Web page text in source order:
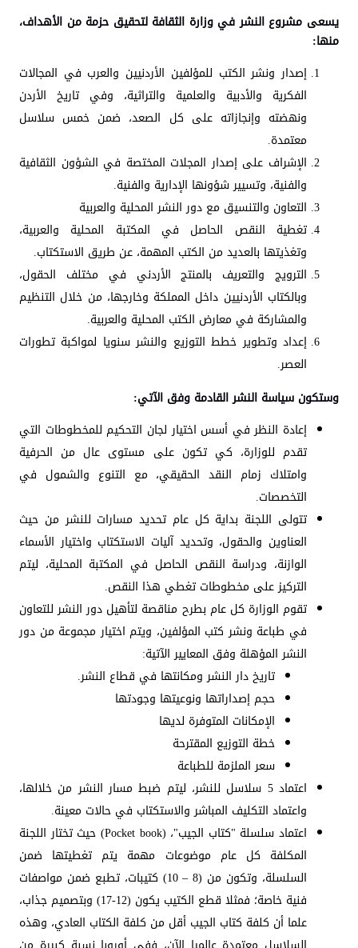
يسعى مشروع النشر في وزارة الثقافة لتحقيق حزمة من الأهداف،
منها:
إصدار ونشر الكتب للمؤلفين الأردنيين والعرب في المجالات
الفكرية والأدبية والعلمية والتراثية، وفي تاريخ الأردن
ونهضته وإنجازاته على كل الصعد، ضمن خمس سلاسل
معتمدة.
الإشراف على إصدار المجلات المختصة في الشؤون الثقافية
والفنية، وتسيير شؤونها الإدارية والفنية.
التعاون والتنسيق مع دور النشر المحلية والعربية
تغطية النقص الحاصل في المكتبة المحلية والعربية،
وتغذيتها بالعديد من الكتب المهمة، عن طريق الاستكتاب.
الترويج والتعريف بالمنتج الأردني في مختلف الحقول،
وبالكتاب الأردنيين داخل المملكة وخارجها، من خلال التنظيم
والمشاركة في معارض الكتب المحلية والعربية.
إعداد وتطوير خطط التوزيع والنشر سنويا لمواكبة تطورات
العصر.
وستكون سياسة النشر القادمة وفق الآتي:
إعادة النظر في أسس اختيار لجان التحكيم للمخطوطات التي
تقدم للوزارة، كي تكون على مستوى عال من الحرفية
وامتلاك زمام النقد الحقيقي، مع التنوع والشمول في
التخصصات.
تتولى اللجنة بداية كل عام تحديد مسارات للنشر من حيث
العناوين والحقول، وتحديد آليات الاستكتاب واختيار الأسماء
الوازنة، ودراسة النقص الحاصل في المكتبة المحلية، ليتم
التركيز على مخطوطات تغطي هذا النقص.
تقوم الوزارة كل عام بطرح مناقصة لتأهيل دور النشر للتعاون
في طباعة ونشر كتب المؤلفين، ويتم اختيار مجموعة من دور
النشر المؤهلة وفق المعايير الآتية:
تاريخ دار النشر ومكانتها في قطاع النشر.
حجم إصداراتها ونوعيتها وجودتها
الإمكانات المتوفرة لديها
خطة التوزيع المقترحة
سعر الملزمة للطباعة
اعتماد 5 سلاسل للنشر، ليتم ضبط مسار النشر من خلالها،
واعتماد التكليف المباشر والاستكتاب في حالات معينة.
اعتماد سلسلة "كتاب الجيب"، (Pocket book) حيث تختار اللجنة
المكلفة كل عام موضوعات مهمة يتم تغطيتها ضمن
السلسلة، وتكون من (8 – 10) كتيبات، تطبع ضمن مواصفات
فنية خاصة؛ فمثلا قطع الكتيب يكون (12-17) وبتصميم جذاب،
علما أن كلفة كتاب الجيب أقل من كلفة الكتاب العادي، وهذه